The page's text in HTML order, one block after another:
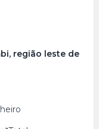
região leste de